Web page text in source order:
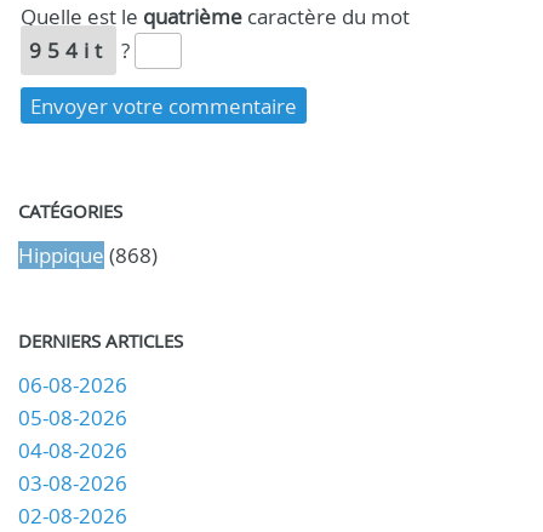
Quelle est le quatrième caractère du mot
954it
?
CATÉGORIES
Hippique (868)
DERNIERS ARTICLES
06-08-2026
05-08-2026
04-08-2026
03-08-2026
02-08-2026